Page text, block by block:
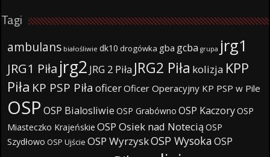
Tagi
ambulans białośliwie dk10 drogówka gba gcba grupa jrg1
JRG1 Piła jrg2 JRG 2 Piła JRG2 Piła kolizja KPP
Piła KP PSP Piła oficerOficer Operacyjny KP PSP w Pile
OSP OSP Bialosliwie OSP Grabówno OSP KaczoryOSP
Miasteczko Krajeńskie OSP Osiek nad Notecią OSP
Szydłowo OSP Ujście OSP WyrzyskOSP WysokaOSP